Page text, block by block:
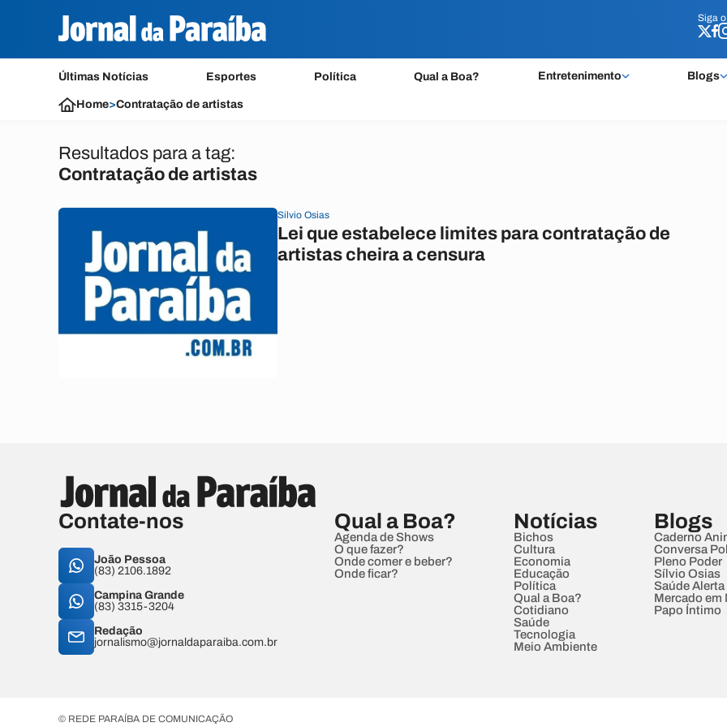
Siga o
Últimas Notícias Esportes Política Qual a Boa? Entretenimento Blogs
Siga o
Home>Contratação de artistas
Resultados para a tag:
Contratação de artistas
Silvio Osias
Lei que estabelece limites para contratação de
artistas cheira a censura
Contate-nos
João Pessoa
(83) 2106.1892
Campina Grande
(83) 3315-3204
Redação
jornalismo@jornaldaparaiba.com.br
Qual a Boa?
Agenda de Shows
O que fazer?
Onde comer e beber?
Onde ficar?
Notícias
Bichos
Cultura
Economia
Educação
Política
Qual a Boa?
Cotidiano
Saúde
Tecnologia
Meio Ambiente
Blogs
Caderno
Conversa
Pleno Poder
Sílvio Osias
Saúde Alerta
Mercado em
Papo Íntimo
© REDE PARAÍBA DE COMUNICAÇÃO